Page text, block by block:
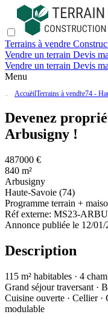
Terrains à vendre
Vendre un terrain Devis
Vendre un terrain Devis
Menu
AccueilTerrains à vendre74 -
Devenez
Arbusigny !
487000 €
840 m²
Arbusigny
Haute-Savoie (74)
Programme terrain +
Réf externe: MS23-
Annonce publiée le 12/01/
Description
115 m² habitables · 4
Grand séjour traversant ·
Cuisine ouverte · Cellier ·
modulable